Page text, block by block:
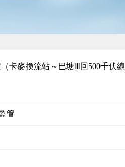
卡麥換流站～巴塘Ⅲ回500千伏線
管